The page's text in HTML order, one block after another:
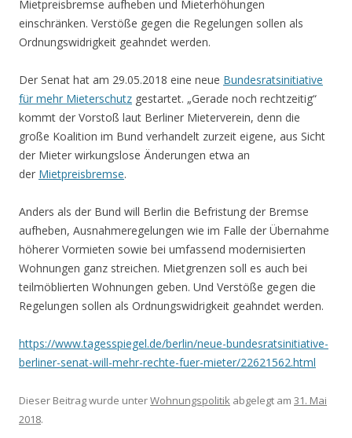
Mietpreisbremse aufheben und Mieterhöhungen
einschränken. Verstöße gegen die Regelungen sollen als
Ordnungswidrigkeit geahndet werden.
Der Senat hat am 29.05.2018 eine neue Bundesratsinitiative
für mehr Mieterschutz gestartet. „Gerade noch rechtzeitig“
kommt der Vorstoß laut Berliner Mieterverein, denn die
große Koalition im Bund verhandelt zurzeit eigene, aus Sicht
der Mieter wirkungslose Änderungen etwa an
der Mietpreisbremse.
Anders als der Bund will Berlin die Befristung der Bremse
aufheben, Ausnahmeregelungen wie im Falle der Übernahme
höherer Vormieten sowie bei umfassend modernisierten
Wohnungen ganz streichen. Mietgrenzen soll es auch bei
teilmöblierten Wohnungen geben. Und Verstöße gegen die
Regelungen sollen als Ordnungswidrigkeit geahndet werden.
https://www.tagesspiegel.de/berlin/neue-bundesratsinitiative-
berliner-senat-will-mehr-rechte-fuer-mieter/22621562.html
Dieser Beitrag wurde unterWohnungspolitik abgelegt am 31. Mai
2018.